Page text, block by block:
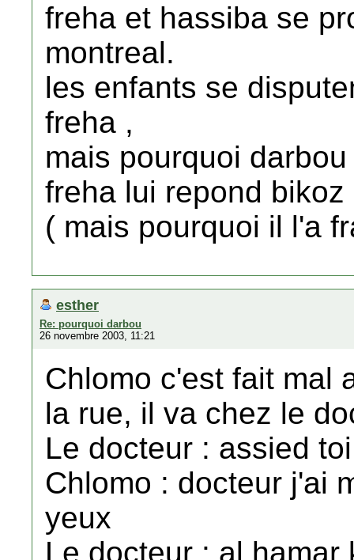
freha et hassiba se
montreal.
les enfants se
freha ,
mais pourquoi darbou
freha lui repond bikoz
( mais pourquoi il l'a
esther
Re: pourquoi darbou
26 novembre 2003, 11:21
Chlomo c'est fait mal
la rue, il va chez le
Le docteur : assied toi
Chlomo : docteur j'ai
yeux
Le docteur : al